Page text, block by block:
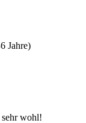
Jahre)
wohl!